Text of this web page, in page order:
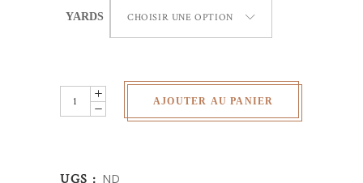
YARDS CHOISIR UNE OPTION
Wax
Africain
AJOUTER AU PANIER
UGS : ND